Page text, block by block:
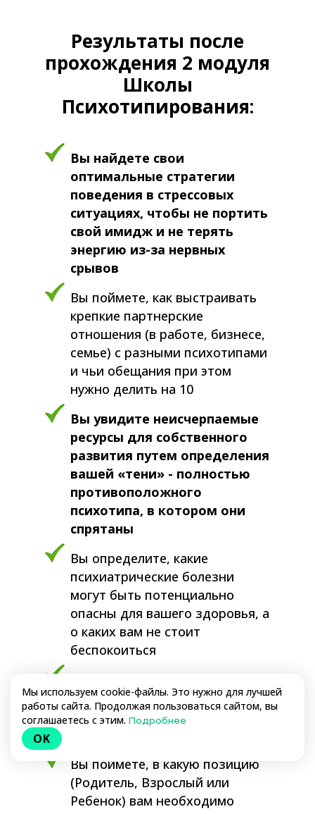
Результаты после
прохождения 2 модуля
Школы
Психотипирования:
Вы найдете свои
оптимальные стратегии
поведения в стрессовых
ситуациях, чтобы не портить
свой имидж и не терять
энергию из-за нервных
срывов
Вы поймете, как выстраивать
крепкие партнерские
отношения (в работе, бизнесе,
семье) с разными психотипами
и чьи обещания при этом
нужно делить на 10
Вы увидите неисчерпаемые
ресурсы для собственного
развития путем определения
вашей «тени» - полностью
противоположного
психотипа, в котором они
спрятаны
Вы определите, какие
психиатрические болезни
могут быть потенциально
опасны для вашего здоровья, а
о каких вам не стоит
беспокоиться
вашим самым большим
страхом, не позволяя ему
Вы поймете, в какую позицию
(Родитель, Взрослый или
Ребенок) вам необходимо
Мы используем cookie-файлы. Это нужно для лучшей
работы сайта. Продолжая пользоваться сайтом, вы
соглашаетесь с этим. Подробнее
OK